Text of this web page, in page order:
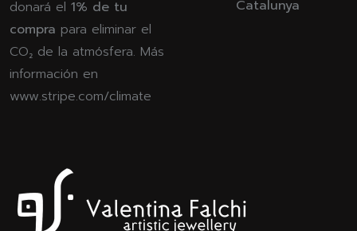
donará el 1% de tu
compra para eliminar el
CO₂ de la atmósfera. Más
información en
www.stripe.com/climate
Catalunya